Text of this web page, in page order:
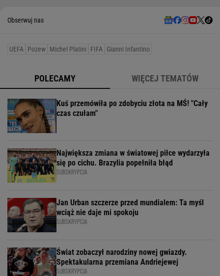
Obserwuj nas
UEFA Pozew Michel Platini FIFA Gianni Infantino
POLECAMY WIĘCEJ TEMATÓW
Kuś przemówiła po zdobyciu złota na MŚ! "Cały
czas czułam"
Największa zmiana w światowej piłce wydarzyła
się po cichu. Brazylia popełniła błąd
SUBSKRYPCJA
Jan Urban szczerze przed mundialem: Ta myśl
wciąż nie daje mi spokoju
SUBSKRYPCJA
Świat zobaczył narodziny nowej gwiazdy.
Spektakularna przemiana Andriejewej
SUBSKRYPCJA